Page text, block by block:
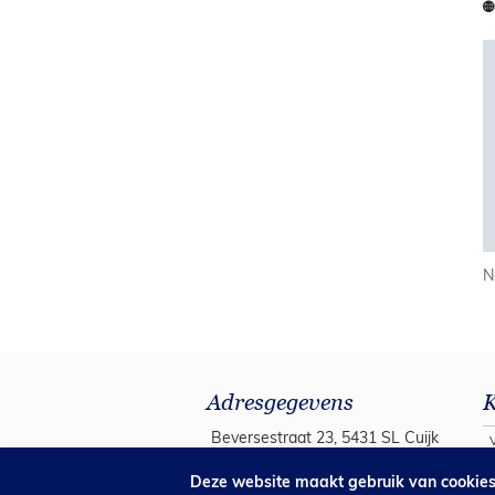
Adresgegevens
Beversestraat 23, 5431 SL Cuijk
Deze website maakt gebruik van cookies